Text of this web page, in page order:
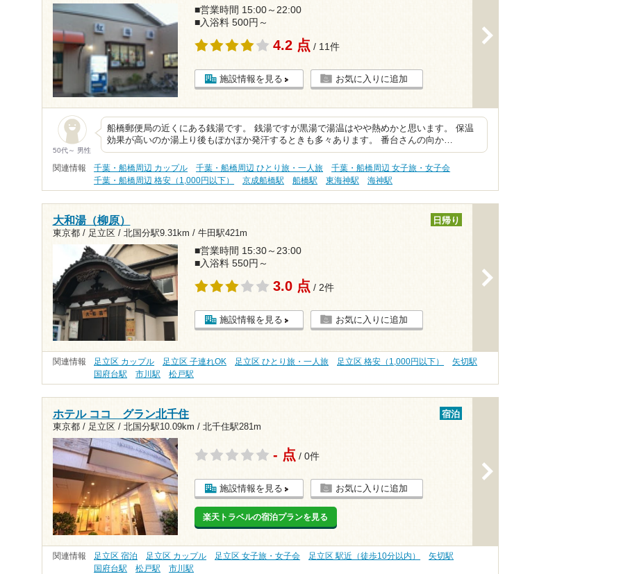
■営業時間 15:00～22:00
■入浴料 500円～
4.2 点 / 11件
施設情報を見る お気に入りに追加
50代～ 男性
船橋郵便局の近くにある銭湯です。 銭湯ですが黒湯で湯温はやや熱めかと思います。 保温
効果が高いのか湯上り後もぽかぽか発汗するときも多々あります。 番台さんの向か…
関連情報 千葉・船橋周辺 カップル 千葉・船橋周辺 ひとり旅・一人旅
千葉・船橋周辺 女子旅・女子会
千葉・船橋周辺 格安（1,000円以下）
京成船橋駅 船橋駅 東海神駅 海神駅
大和湯（柳原）
東京都 / 足立区 / 北国分駅9.31km / 牛田駅421m
日帰り
■営業時間 15:30～23:00
■入浴料 550円～
3.0 点 / 2件
施設情報を見る お気に入りに追加
関連情報 足立区 カップル 足立区 子連れOK 足立区 ひとり旅・一人旅 足立区 格安（1,000円以下）
矢切駅
国府台駅
市川駅 松戸駅
ホテル ココ グラン北千住
東京都 / 足立区 / 北国分駅10.09km / 北千住駅281m
宿泊
- 点 / 0件
施設情報を見る お気に入りに追加
楽天トラベルの宿泊プランを見る
関連情報 足立区 宿泊 足立区 カップル 足立区 女子旅・女子会 足立区 駅近（徒歩10分以内）
矢切駅
国府台駅
松戸駅 市川駅